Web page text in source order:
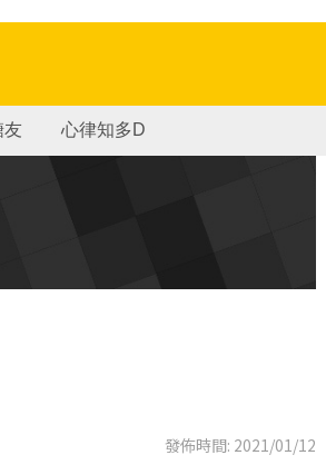
友 心律知多D
發佈時間: 2021/01/12